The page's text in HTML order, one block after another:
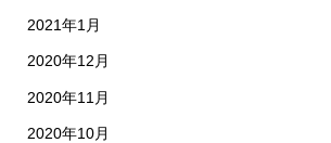
2021年1月
2020年12月
2020年11月
2020年10月